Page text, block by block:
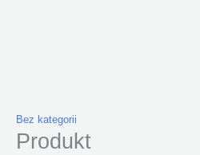
Bez kategorii
Produkt